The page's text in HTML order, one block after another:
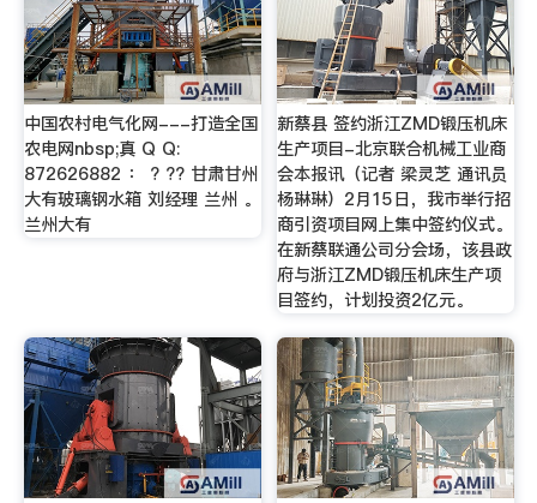
中国农村电气化网---打造全国
农电网nbsp;真 Q Q:
872626882 ： ? ?? 甘肃甘州
大有玻璃钢水箱 刘经理 兰州 。
兰州大有
新蔡县 签约浙江ZMD锻压机床
生产项目-北京联合机械工业商
会本报讯（记者 梁灵芝 通讯员
杨琳琳）2月15日，我市举行招
商引资项目网上集中签约仪式。
在新蔡联通公司分会场，该县政
府与浙江ZMD锻压机床生产项
目签约，计划投资2亿元。